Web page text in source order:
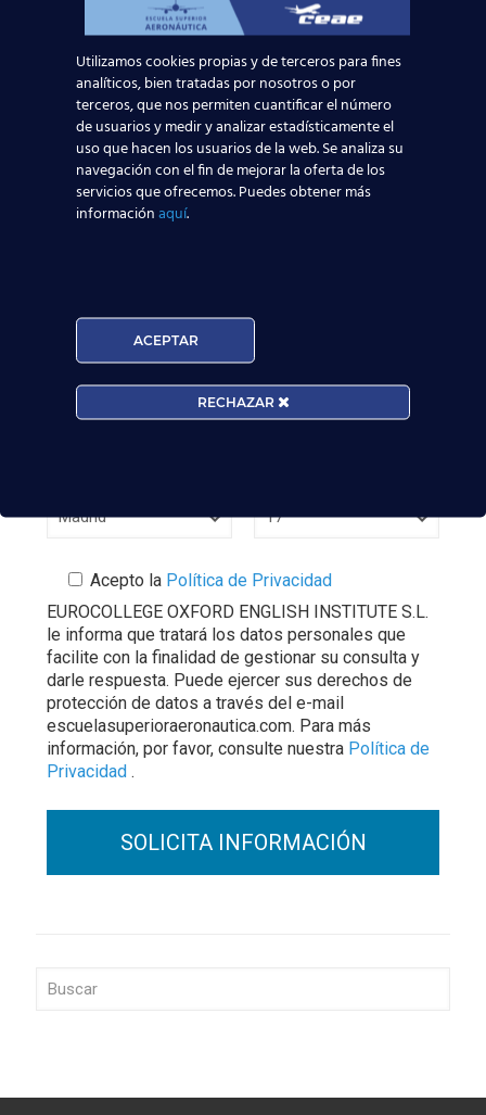
Leer más
Curso:
Acepto la Política de Privacidad
EUROCOLLEGE OXFORD ENGLISH INSTITUTE S.L.
le informa que tratará los datos personales que
facilite con la finalidad de gestionar su consulta y
darle respuesta. Puede ejercer sus derechos de
protección de datos a través del e-mail
escuelasuperioraeronautica.com. Para más
información, por favor, consulte nuestra Política de
Privacidad .
Utilizamos cookies propias y de terceros para fines
analíticos, bien tratadas por nosotros o por
terceros, que nos permiten cuantificar el número
de usuarios y medir y analizar estadísticamente el
uso que hacen los usuarios de la web. Se analiza su
navegación con el fin de mejorar la oferta de los
servicios que ofrecemos. Puedes obtener más
informaciónaquí.
ACEPTAR
RECHAZAR